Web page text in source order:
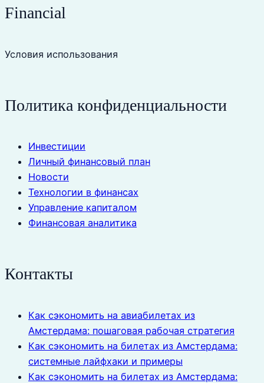
Financial
Условия использования
Политика конфиденциальности
Инвестиции
Личный финансовый план
Новости
Технологии в финансах
Управление капиталом
Финансовая аналитика
Контакты
Как сэкономить на авиабилетах из
Амстердама: пошаговая рабочая стратегия
Как сэкономить на билетах из Амстердама:
системные лайфхаки и примеры
Как сэкономить на билетах из Амстердама: